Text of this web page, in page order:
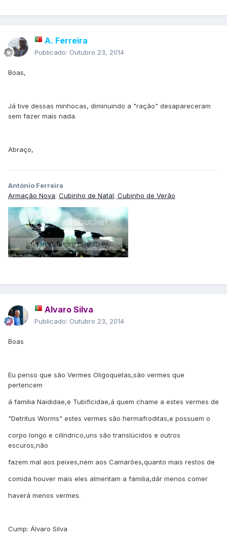
A. Ferreira
Publicado: Outubro 23, 2014
Boas,
Já tive dessas minhocas, diminuindo a "ração" desapareceram
sem fazer mais nada.
Abraço,
António Ferreira
Armação Nova; Cubinho de Natal; Cubinho de Verão
Alvaro Silva
Publicado: Outubro 23, 2014
Boas
Eu penso que são Vermes Oligoquetas,são vermes que
pertencem
á familia Naididae,e Tubificidae,á quem chame a estes vermes de
"Detritus Worms" estes vermes são hermafroditas,e possuem o
corpo longo e cilíndrico,uns são translúcidos e outros
escuros,não
fazem mal aos peixes,nem aos Camarões,quanto mais restos de
comida houver mais eles almentam a familia,dár menos comer
haverá menos vermes.
Cump: Álvaro Silva